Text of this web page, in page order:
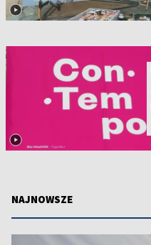
NAJNOWSZE